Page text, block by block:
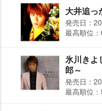
大井追っ
発売日：
最高順位
氷川きよ
郎～
発売日：
最高順位